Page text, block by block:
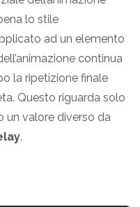
lo stile
ad un elemento
continua
la ripetizione finale
Questo riguarda solo
un valore diverso da
.